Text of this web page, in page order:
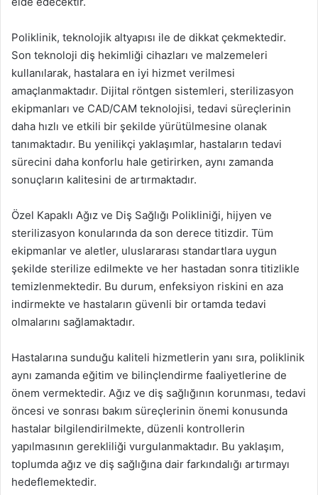
Poliklinik, teknolojik altyapısı ile de dikkat çekmektedir.
Son teknoloji diş hekimliği cihazları ve malzemeleri
kullanılarak, hastalara en iyi hizmet verilmesi
amaçlanmaktadır. Dijital röntgen sistemleri, sterilizasyon
ekipmanları ve CAD/CAM teknolojisi, tedavi süreçlerinin
daha hızlı ve etkili bir şekilde yürütülmesine olanak
tanımaktadır. Bu yenilikçi yaklaşımlar, hastaların tedavi
sürecini daha konforlu hale getirirken, aynı zamanda
sonuçların kalitesini de artırmaktadır.
Özel Kapaklı Ağız ve Diş Sağlığı Polikliniği, hijyen ve
sterilizasyon konularında da son derece titizdir. Tüm
ekipmanlar ve aletler, uluslararası standartlara uygun
şekilde sterilize edilmekte ve her hastadan sonra titizlikle
temizlenmektedir. Bu durum, enfeksiyon riskini en aza
indirmekte ve hastaların güvenli bir ortamda tedavi
olmalarını sağlamaktadır.
Hastalarına sunduğu kaliteli hizmetlerin yanı sıra, poliklinik
aynı zamanda eğitim ve bilinçlendirme faaliyetlerine de
önem vermektedir. Ağız ve diş sağlığının korunması, tedavi
öncesi ve sonrası bakım süreçlerinin önemi konusunda
hastalar bilgilendirilmekte, düzenli kontrollerin
yapılmasının gerekliliği vurgulanmaktadır. Bu yaklaşım,
toplumda ağız ve diş sağlığına dair farkındalığı artırmayı
hedeflemektedir.